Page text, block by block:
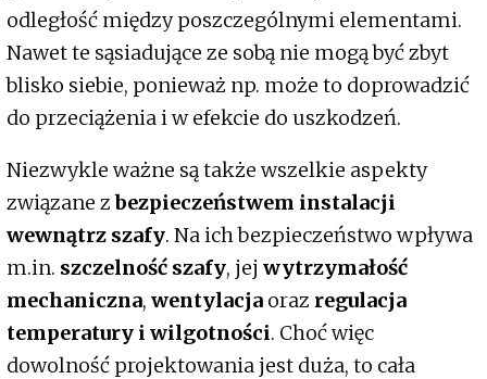
odległość między poszczególnymi elementami.
Nawet te sąsiadujące ze sobą nie mogą być zbyt
blisko siebie, ponieważ np. może to doprowadzić
do przeciążenia i w efekcie do uszkodzeń.
Niezwykle ważne są także wszelkie aspekty
związane zbezpieczeństwem instalacji
wewnątrz szafy. Na ich bezpieczeństwo wpływa
m.in. szczelność szafy, jej wytrzymałość
mechaniczna, wentylacja oraz regulacja
temperatury i wilgotności. Choć więc
dowolność projektowania jest duża, to cała